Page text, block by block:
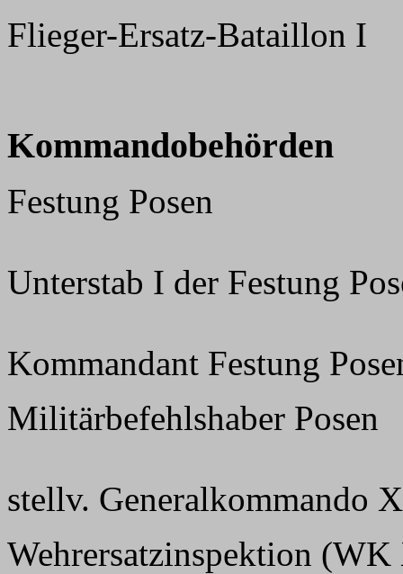
Flieger-Ersatz-Bataillon I
Kommandobehörden
Festung Posen
Unterstab I der Festung
Kommandant Festung
Militärbefehlshaber Posen
stellv. Generalkommando
Wehrersatzinspektion